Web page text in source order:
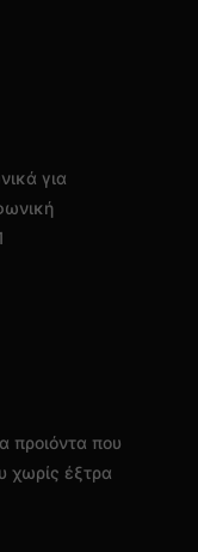
για
προιόντα που
χωρίς έξτρα